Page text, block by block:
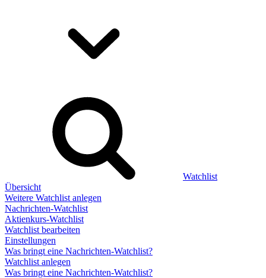
Watchlist
Übersicht
Weitere Watchlist anlegen
Nachrichten-Watchlist
Aktienkurs-Watchlist
Watchlist bearbeiten
Einstellungen
Was bringt eine Nachrichten-Watchlist?
Watchlist anlegen
Was bringt eine Nachrichten-Watchlist?